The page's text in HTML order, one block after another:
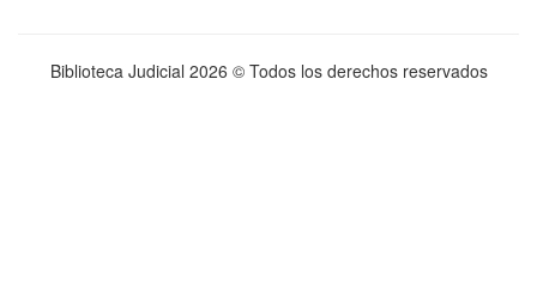
Biblioteca Judicial 2026 © Todos los derechos reservados